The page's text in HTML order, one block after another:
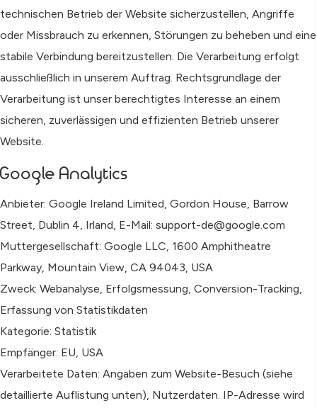
technischen Betrieb der Website sicherzustellen, Angriffe
oder Missbrauch zu erkennen, Störungen zu beheben und eine
stabile Verbindung bereitzustellen. Die Verarbeitung erfolgt
ausschließlich in unserem Auftrag. Rechtsgrundlage der
Verarbeitung ist unser berechtigtes Interesse an einem
sicheren, zuverlässigen und effizienten Betrieb unserer
Website.
Google Analytics
Anbieter: Google Ireland Limited, Gordon House, Barrow
Street, Dublin 4, Irland, E-Mail: support-de@google.com
Muttergesellschaft: Google LLC, 1600 Amphitheatre
Parkway, Mountain View, CA 94043, USA
Zweck: Webanalyse, Erfolgsmessung, Conversion-Tracking,
Erfassung von Statistikdaten
Kategorie: Statistik
Empfänger: EU, USA
Verarbeitete Daten: Angaben zum Website-Besuch (siehe
detaillierte Auflistung unten), Nutzerdaten. IP-Adresse wird